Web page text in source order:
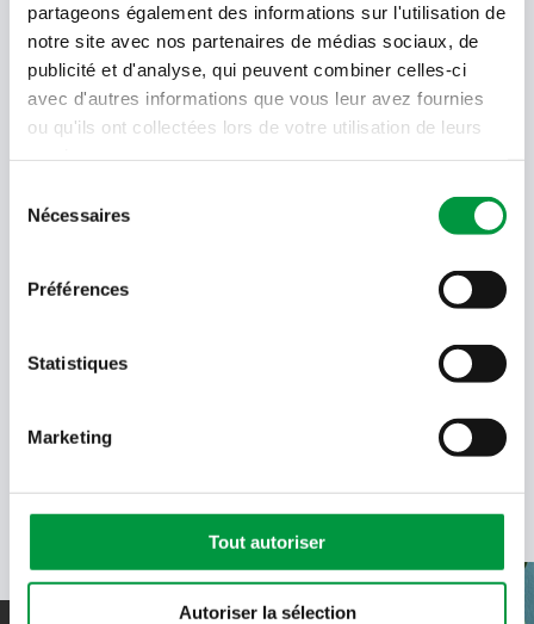
partageons également des informations sur l'utilisation de
notre site avec nos partenaires de médias sociaux, de
publicité et d'analyse, qui peuvent combiner celles-ci
avec d'autres informations que vous leur avez fournies
ou qu'ils ont collectées lors de votre utilisation de leurs
Nécessaires
Préférences
Statistiques
Marketing
Tout autoriser
Autoriser la sélection
Offres, recettes, promotions et offres exclusives en
avant-première ! Recevez-les dans votre boîte de
réception !
Votre
email
Language
Quel code est dans l'image ?
Saisissez les caractères présents
En soumettant votre adresse e-mail, vous acceptez de
données de Cactus.